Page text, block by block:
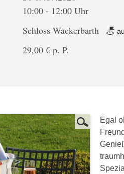
10:00 - 12:00 Uhr
Schloss Wackerbarth
29,00 € p. P.
Egal